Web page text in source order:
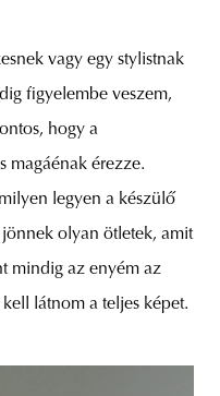
vagy egy stylistnak
figyelembe veszem,
hogy a
magáénak érezze.
legyen a készülő
olyan ötletek, amit
mindig az enyém az
látnom a teljes képet.